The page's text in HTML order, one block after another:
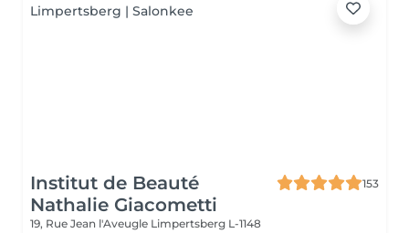
Institut de Beauté
Nathalie Giacometti
153
19, Rue Jean l'Aveugle Limpertsberg L-1148